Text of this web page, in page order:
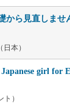
から見直しませ
日本）
Japanese girl for
ト）